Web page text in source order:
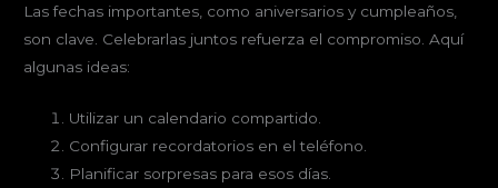
Las fechas importantes, como aniversarios y cumpleaños,
son clave. Celebrarlas juntos refuerza el compromiso. Aquí
algunas ideas:
Utilizar un calendario compartido.
Configurar recordatorios en el teléfono.
Planificar sorpresas para esos días.